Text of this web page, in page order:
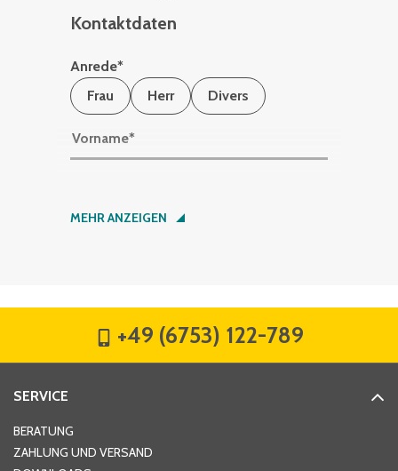
Kontaktdaten
Anrede*
Frau
Herr Divers
Vorname*
Nachname*
Hausnummer
MEHR ANZEIGEN
+49 (6753) 122-789
SERVICE
BERATUNG
ZAHLUNG UND VERSAND